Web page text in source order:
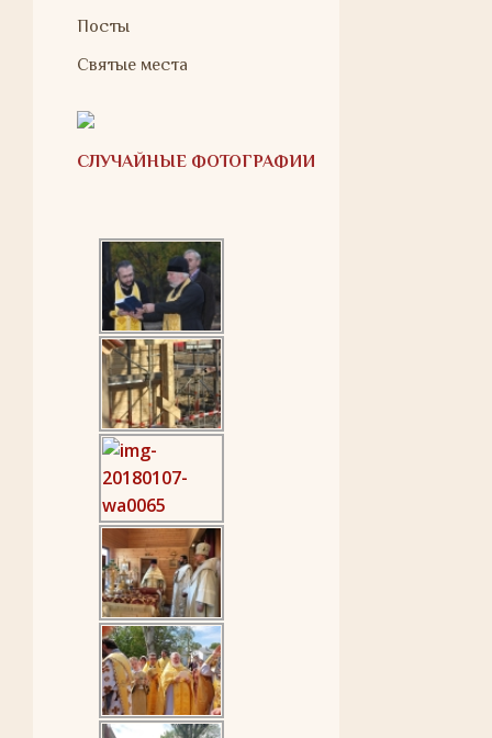
Посты
Святые места
СЛУЧАЙНЫЕ ФОТОГРАФИИ